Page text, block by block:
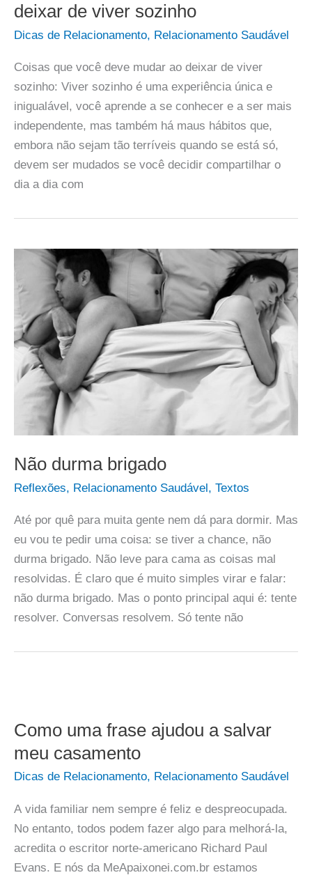
deixar de viver sozinho
Dicas de Relacionamento, Relacionamento Saudável
Coisas que você deve mudar ao deixar de viver
sozinho: Viver sozinho é uma experiência única e
inigualável, você aprende a se conhecer e a ser mais
independente, mas também há maus hábitos que,
embora não sejam tão terríveis quando se está só,
devem ser mudados se você decidir compartilhar o
dia a dia com
Não durma brigado
Reflexões, Relacionamento Saudável, Textos
Até por quê para muita gente nem dá para dormir. Mas
eu vou te pedir uma coisa: se tiver a chance, não
durma brigado. Não leve para cama as coisas mal
resolvidas. É claro que é muito simples virar e falar:
não durma brigado. Mas o ponto principal aqui é: tente
resolver. Conversas resolvem. Só tente não
Como uma frase ajudou a salvar
meu casamento
Dicas de Relacionamento, Relacionamento Saudável
A vida familiar nem sempre é feliz e despreocupada.
No entanto, todos podem fazer algo para melhorá-la,
acredita o escritor norte-americano Richard Paul
Evans. E nós da MeApaixonei.com.br estamos